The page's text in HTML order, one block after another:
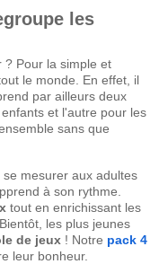
les
? Pour la simple et
le monde. En effet, il
par ailleurs deux
et l'autre pour les
sans que
mesurer aux adultes
à son rythme.
tout en enrichissant les
les plus jeunes
de jeux ! Notre pack 4
leur bonheur.